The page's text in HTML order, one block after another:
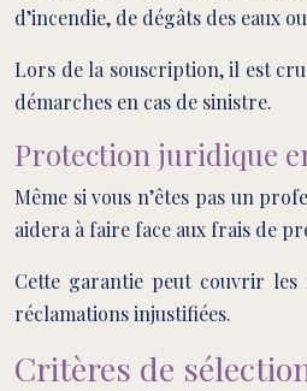
d’incendie, de dégâts des eaux
Lors de la souscription, il est
démarches en cas de sinistre.
Protection juridique
Même si vous n’êtes pas un
aidera à faire face aux frais de
Cette garantie peut couvrir les
réclamations injustifiées.
Critères de